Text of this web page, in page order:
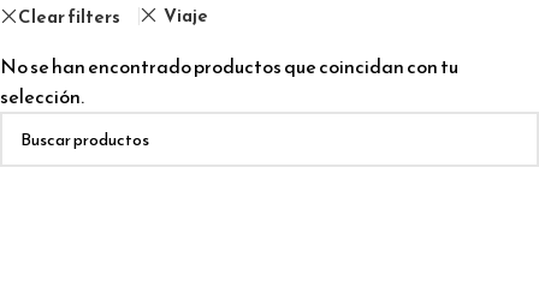
Clear filters Viaje
No se han encontrado productos que coincidan con tu
selección.